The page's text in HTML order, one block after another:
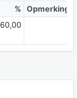
% Opmerking
60,00